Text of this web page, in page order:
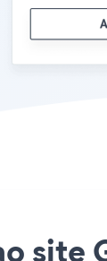
site